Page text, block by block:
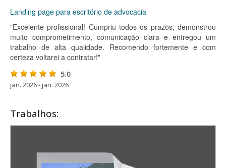
Landing page para escritório de advocacia
"Excelente profissional! Cumpriu todos os prazos, demonstrou
muito comprometimento, comunicação clara e entregou um
trabalho de alta qualidade. Recomendo fortemente e com
certeza voltarei a contratar!"
5.0
jan. 2026 - jan. 2026
Trabalhos: